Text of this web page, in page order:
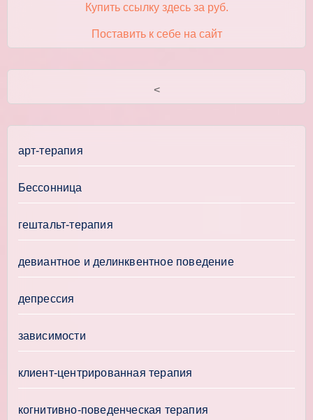
Купить ссылку здесь за руб.
Поставить к себе на сайт
<
арт-терапия
Бессонница
гештальт-терапия
девиантное и делинквентное поведение
депрессия
зависимости
клиент-центрированная терапия
когнитивно-поведенческая терапия